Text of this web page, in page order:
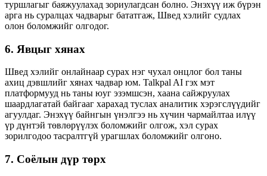
туршлагыг баяжуулахад зориулагдсан болно. Энэхүү иж бүрэн
арга нь суралцах чадварыг бататгаж, Швед хэлийг судлах
олон боломжийг олгодог.
6. Явцыг хянах
Швед хэлийг онлайнаар сурах нэг чухал онцлог бол таны
ахиц дэвшлийг хянах чадвар юм. Talkpal AI гэх мэт
платформууд нь таны юуг эзэмшсэн, хаана сайжруулах
шаардлагатай байгааг харахад туслах аналитик хэрэгслүүдийг
агуулдаг. Энэхүү байнгын үнэлгээ нь хүчин чармайлтаа илүү
үр дүнтэй төвлөрүүлэх боломжийг олгож, хэл сурах
зорилгодоо тасралтгүй урагшлах боломжийг олгоно.
7. Соёлын дүр төрх